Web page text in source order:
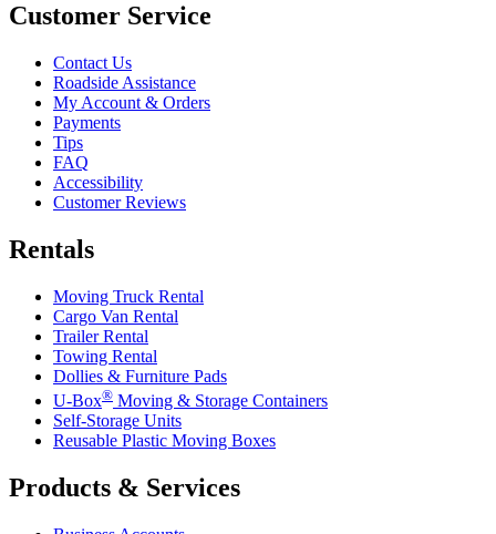
Customer Service
Contact Us
Roadside Assistance
My Account & Orders
Payments
Tips
FAQ
Accessibility
Customer Reviews
Rentals
Moving Truck Rental
Cargo Van Rental
Trailer Rental
Towing Rental
Dollies & Furniture Pads
U-Box® Moving & Storage Containers
Self-Storage Units
Reusable Plastic Moving Boxes
Products & Services